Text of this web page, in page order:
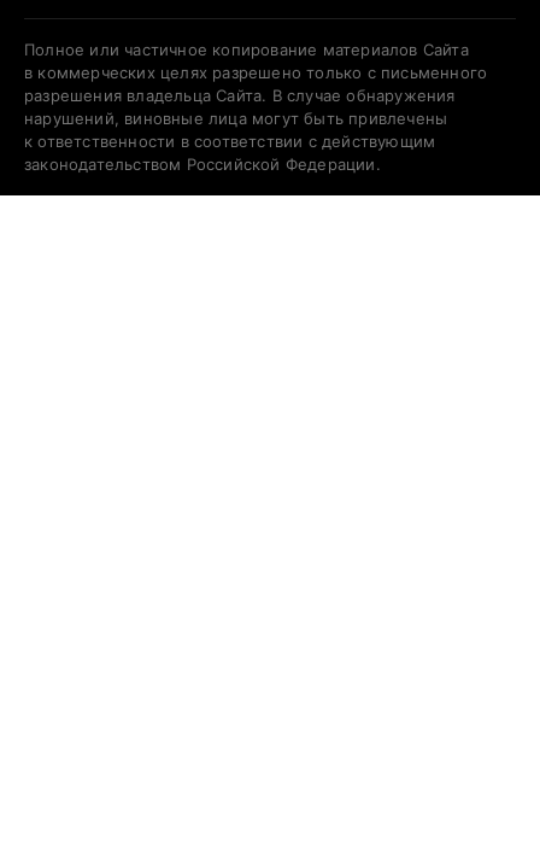
Полное или частичное копирование материалов Сайта
в коммерческих целях разрешено только с письменного
разрешения владельца Сайта. В случае обнаружения
нарушений, виновные лица могут быть привлечены
к ответственности в соответствии с действующим
законодательством Российской Федерации.